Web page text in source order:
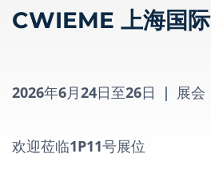
CWIEME 上海国际
2026年6月24日至26日 | 展会
欢迎莅临1P11号展位